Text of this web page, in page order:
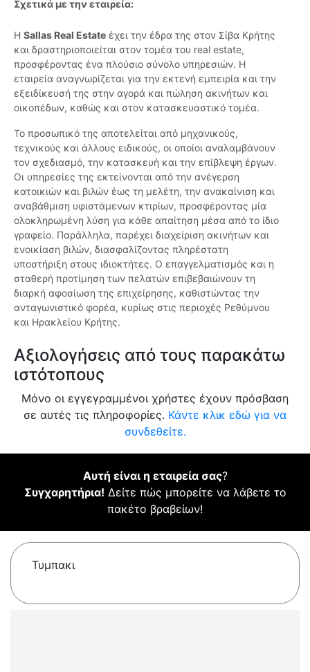
Σχετικά με την εταιρεία:
Η Sallas Real Estate έχει την έδρα της στον Σίβα Κρήτης
και δραστηριοποιείται στον τομέα του real estate,
προσφέροντας ένα πλούσιο σύνολο υπηρεσιών. Η
εταιρεία αναγνωρίζεται για την εκτενή εμπειρία και την
εξειδίκευσή της στην αγορά και πώληση ακινήτων και
οικοπέδων, καθώς και στον κατασκευαστικό τομέα.
Το προσωπικό της αποτελείται από μηχανικούς,
τεχνικούς και άλλους ειδικούς, οι οποίοι αναλαμβάνουν
τον σχεδιασμό, την κατασκευή και την επίβλεψη έργων.
Οι υπηρεσίες της εκτείνονται από την ανέγερση
κατοικιών και βιλών έως τη μελέτη, την ανακαίνιση και
αναβάθμιση υφιστάμενων κτιρίων, προσφέροντας μία
ολοκληρωμένη λύση για κάθε απαίτηση μέσα από το ίδιο
γραφείο. Παράλληλα, παρέχει διαχείριση ακινήτων και
ενοικίαση βιλών, διασφαλίζοντας πληρέστατη
υποστήριξη στους ιδιοκτήτες. Ο επαγγελματισμός και η
σταθερή προτίμηση των πελατών επιβεβαιώνουν τη
διαρκή αφοσίωση της επιχείρησης, καθιστώντας την
ανταγωνιστικό φορέα, κυρίως στις περιοχές Ρεθύμνου
και Ηρακλείου Κρήτης.
Αξιολογήσεις από τους παρακάτω
ιστότοπους
Μόνο οι εγγεγραμμένοι χρήστες έχουν πρόσβαση
σε αυτές τις πληροφορίες. Κάντε κλικ εδώ για να
συνδεθείτε.
Αυτή είναι η εταιρεία σας?
Συγχαρητήρια! Δείτε πώς μπορείτε να λάβετε το
πακέτο βραβείων!
Τυμπακι